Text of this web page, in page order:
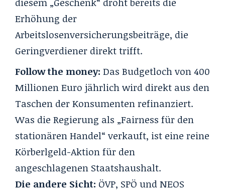
diesem „Geschenk“ droht bereits die
Erhöhung der
Arbeitslosenversicherungsbeiträge, die
Geringverdiener direkt trifft.
Follow the money: Das Budgetloch von 400
Millionen Euro jährlich wird direkt aus den
Taschen der Konsumenten refinanziert.
Was die Regierung als „Fairness für den
stationären Handel“ verkauft, ist eine reine
Körberlgeld-Aktion für den
angeschlagenen Staatshaushalt.
Die andere Sicht: ÖVP, SPÖ und NEOS